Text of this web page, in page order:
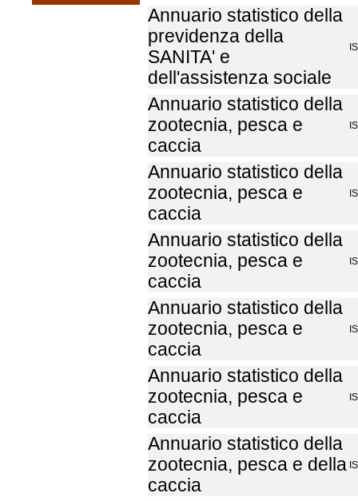
Annuario statistico della
previdenza della
SANITA' e
dell'assistenza sociale
Annuario statistico della
zootecnia, pesca e
caccia
Annuario statistico della
zootecnia, pesca e
caccia
Annuario statistico della
zootecnia, pesca e
caccia
Annuario statistico della
zootecnia, pesca e
caccia
Annuario statistico della
zootecnia, pesca e
caccia
Annuario statistico della
zootecnia, pesca e della
caccia